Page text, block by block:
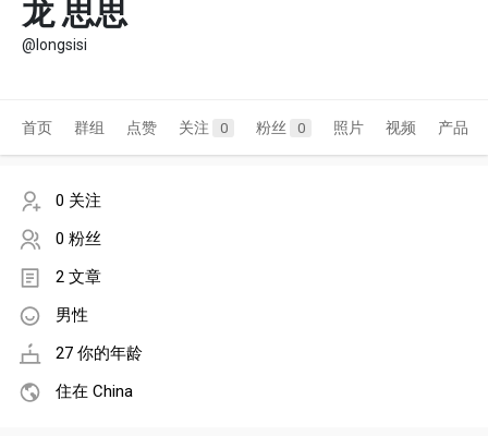
龙 思思
@longsisi
首页 群组 点赞 关注 0 粉丝 0 照片 视频 产品
0 关注
0 粉丝
2 文章
男性
27 你的年龄
住在 China